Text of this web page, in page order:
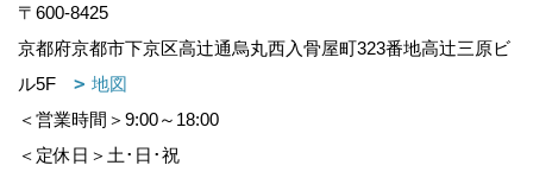
〒600-8425
京都府京都市下京区高辻通烏丸西入骨屋町323番地高辻三原ビ
ル5F
地図
＜営業時間＞9:00～18:00
＜定休日＞土･日･祝